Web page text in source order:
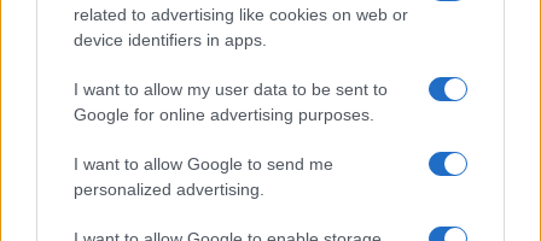
related to advertising like cookies on web or
device identifiers in apps.
I want to allow my user data to be sent to
Google for online advertising purposes.
I want to allow Google to send me
personalized advertising.